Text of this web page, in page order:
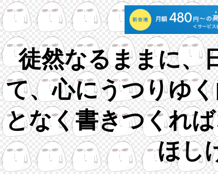
徒然なるままに、
て、心にうつりゆ
となく書きつくれ
ほし